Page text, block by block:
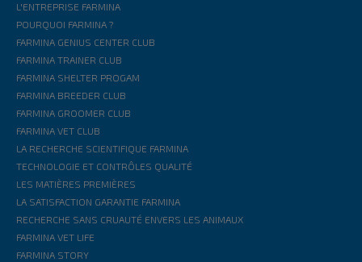
L'ENTREPRISE FARMINA
POURQUOI FARMINA ?
FARMINA GENIUS CENTER CLUB
FARMINA TRAINER CLUB
FARMINA SHELTER PROGAM
FARMINA BREEDER CLUB
FARMINA GROOMER CLUB
FARMINA VET CLUB
LA RECHERCHE SCIENTIFIQUE FARMINA
TECHNOLOGIE ET CONTRÔLES QUALITÉ
LES MATIÈRES PREMIÈRES
LA SATISFACTION GARANTIE FARMINA
RECHERCHE SANS CRUAUTÉ ENVERS LES ANIMAUX
FARMINA VET LIFE
FARMINA STORY